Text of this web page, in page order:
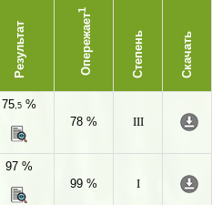
Результат Опережает
1
Степень Скачать
75,5 %
78 %
III
97 %
99 %
I